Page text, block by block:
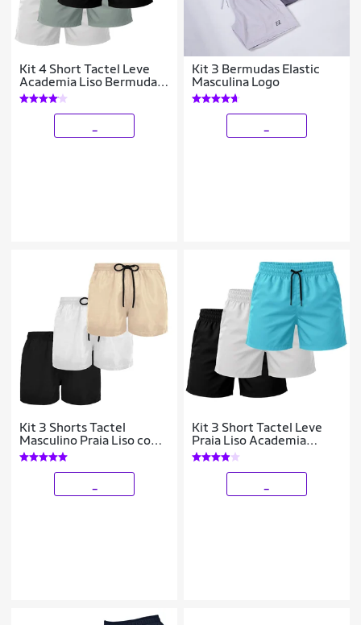
Kit 4 Short Tactel Leve
Academia Liso Bermuda
Masculina
Kit 3 Bermudas Elastic
Masculina Logo
Kit 3 Shorts Tactel
Masculino Praia Liso com
Bolsos Secagem Rápida e
Ajuste
Kit 3 Short Tactel Leve
Praia Liso Academia
Bermuda Masculina